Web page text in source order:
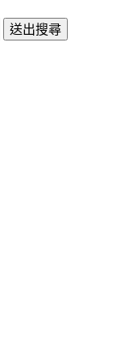
送出搜尋